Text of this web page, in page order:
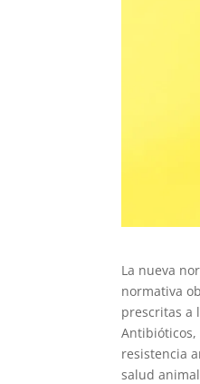
La nueva
normativa
prescritas a
resistencia
salud